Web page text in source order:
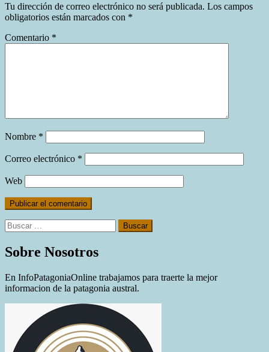
Tu dirección de correo electrónico no será publicada. Los campos
obligatorios están marcados con *
Comentario *
Nombre *
Correo electrónico *
Web
Buscar:
Sobre Nosotros
En InfoPatagoniaOnline trabajamos para traerte la mejor
informacion de la patagonia austral.